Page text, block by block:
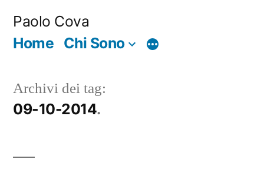
Paolo Cova
Home Chi Sono
Di
Archivi dei tag:
09-10-2014